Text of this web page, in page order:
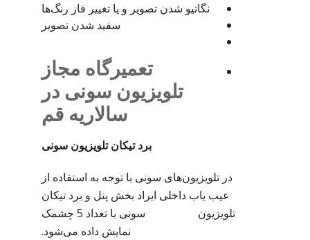
نگاتیو شدن تصویر و یا تغییر فاز رنگ‌ها
سفید شدن تصویر
تعمیرگاه مجاز
تلویزیون سونی در
سالاریه قم
برد تیکان تلویزیون سونی
در تلویزیون‌های سونی با توجه به استفاده از
عیب یاب داخلی ایراد بخش پنل و برد تیکان
تلویزیون سونی با تعداد 5 چشمک
نمایش داده می‌شود.